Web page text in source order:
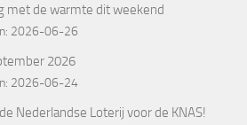
met de warmte dit weekend
2026-06-26
2026
2026-06-24
Nederlandse Loterij voor de KNAS!